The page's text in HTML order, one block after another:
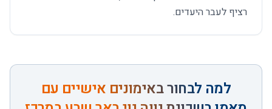
רציף לעבר היעדים.
למה לבחור באימונים אישיים עם